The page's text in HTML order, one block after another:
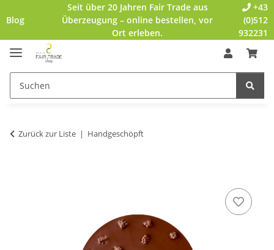
Blog
Seit über 20 Jahren Fair Trade aus
Überzeugung – online bestellen, vor
Ort erleben.
+43
(0)512
932231
Zurück zur Liste Handgeschöpft